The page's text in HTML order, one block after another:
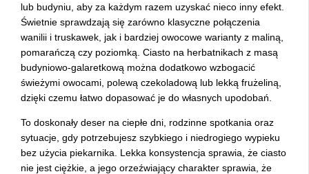
lub budyniu, aby za każdym razem uzyskać nieco inny efekt.
Świetnie sprawdzają się zarówno klasyczne połączenia
wanilii i truskawek, jak i bardziej owocowe warianty z maliną,
pomarańczą czy poziomką. Ciasto na herbatnikach z masą
budyniowo-galaretkową można dodatkowo wzbogacić
świeżymi owocami, polewą czekoladową lub lekką frużeliną,
dzięki czemu łatwo dopasować je do własnych upodobań.
To doskonały deser na ciepłe dni, rodzinne spotkania oraz
sytuacje, gdy potrzebujesz szybkiego i niedrogiego wypieku
bez użycia piekarnika. Lekka konsystencja sprawia, że ciasto
nie jest ciężkie, a jego orzeźwiający charakter sprawia, że